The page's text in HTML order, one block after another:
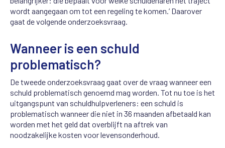
wordt aangegaan om tot een regeling te komen.’ Daarover
gaat de volgende onderzoeksvraag.
Wanneer is een schuld
problematisch?
De tweede onderzoeksvraag gaat over de vraag wanneer een
schuld problematisch genoemd mag worden. Tot nu toe is het
uitgangspunt van schuldhulpverleners: een schuld is
problematisch wanneer die niet in 36 maanden afbetaald kan
worden met het geld dat overblijft na aftrek van
noodzakelijke kosten voor levensonderhoud.